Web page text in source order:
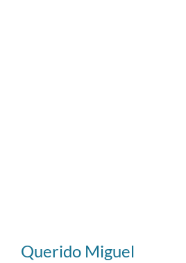
Querido Miguel